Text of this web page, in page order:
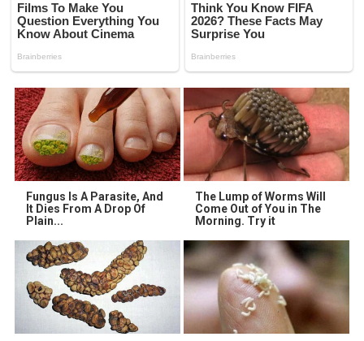
Fungus Is A Parasite, And
It Dies From A Drop Of
Plain...
The Lump of Worms Will
Come Out of You in The
Morning. Try it